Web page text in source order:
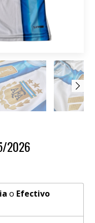
2026
o Efectivo